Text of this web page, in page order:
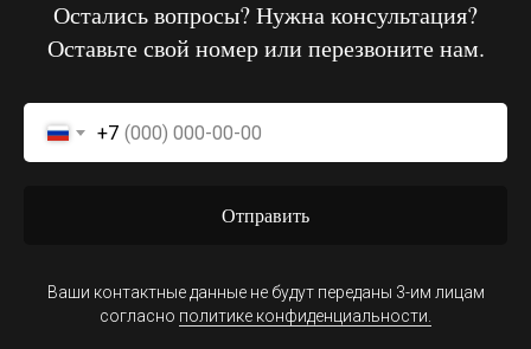
Остались вопросы? Нужна консультация?
Оставьте свой номер или перезвоните нам.
+7
Отправить
Ваши контактные данные не будут переданы 3-им лицам
согласно политике конфиденциальности.